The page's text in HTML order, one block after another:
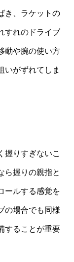
き、ラケットの
すれのドライブ
動や腕の使い方
いがずれてしま
握りすぎないこ
ら握りの親指と
ールする感覚を
の場合でも同様
することが重要